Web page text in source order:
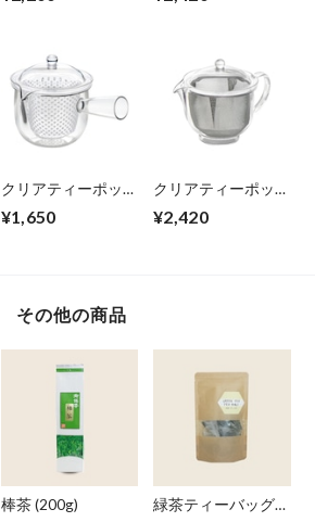
【HARIO】
クリアティーポット
プ)
¥1,650
クリアティーポット
レスメッシュ
¥2,420
その他の商品
棒茶 (200g)
緑茶ティーバッグ